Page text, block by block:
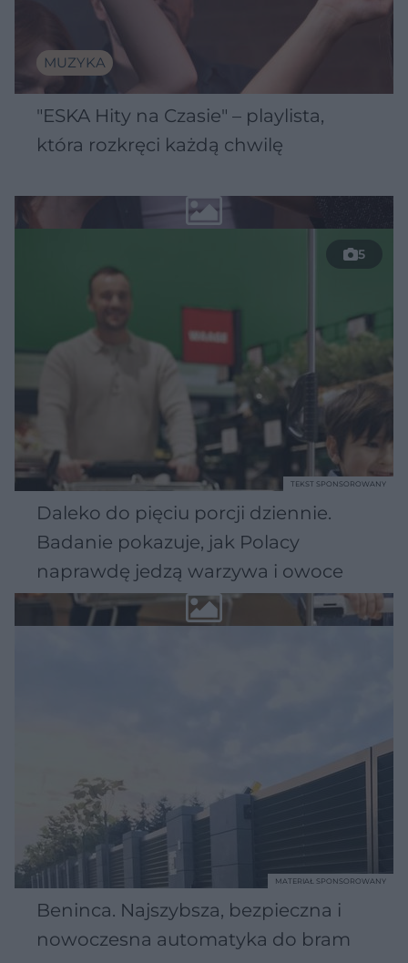
MUZYKA
"ESKA Hity na Czasie" – playlista,
która rozkręci każdą chwilę
5
Daleko do pięciu porcji dziennie.
Badanie pokazuje, jak Polacy
naprawdę jedzą warzywa i owoce
TEKST SPONSOROWANY
Beninca. Najszybsza, bezpieczna i
nowoczesna automatyka do bram
MATERIAŁ SPONSOROWANY